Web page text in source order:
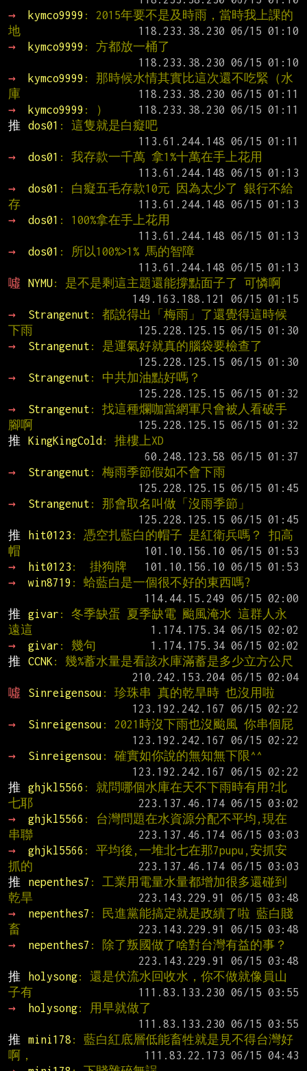
→
kymco9999 : 2015年要不是及時雨，當時我上課的
地
→
kymco9999 : 方都放一桶了
→
kymco9999 : 那時候水情其實比這次還不吃緊（水
庫
→
kymco9999 : ）
推
dos01 : 這隻就是白癡吧
→
dos01 : 我存款一千萬 拿1%十萬在手上花用
→
dos01 : 白癡五毛存款10元 因為太少了 銀行不給
存
→
dos01 : 100%拿在手上花用
→
dos01 : 所以100%>1% 馬的智障
噓
NYMU: 是不是剩這主題還能撐點面子了 可憐啊
→
Strangenut : 都說得出「梅雨」了還覺得這時候
下雨
→
Strangenut : 是運氣好就真的腦袋要檢查了
→
Strangenut : 中共加油點好嗎？
→
Strangenut : 找這種爛咖當網軍只會被人看破手
腳啊
推
KingKingCold : 推樓上XD
→
Strangenut : 梅雨季節假如不會下雨
→
Strangenut : 那會取名叫做「沒雨季節」
推
hit0123 : 憑空扎藍白的帽子 是紅衛兵嗎？ 扣高
帽
→
hit0123 :  掛狗牌
→
win8719 : 蛤藍白是一個很不好的東西嗎?
推
givar : 冬季缺蛋 夏季缺電 颱風淹水 這群人永
遠這
→
givar : 幾句
推
CCNK : 幾%蓄水量是看該水庫滿蓄是多少立方公尺
噓
Sinreigensou : 珍珠串 真的乾旱時 也沒用啦
→
Sinreigensou : 2021時沒下雨也沒颱風 你串個屁
→
Sinreigensou : 確實如你說的無知無下限^^
推
ghjkl5566 : 就問哪個水庫在天不下雨時有用?北
七耶
→
ghjkl5566 : 台灣問題在水資源分配不平均,現在
串聯
→
ghjkl5566 : 平均後,一堆北七在那7pupu,安抓安
抓的
推
nepenthes7 : 工業用電量水量都增加很多還碰到
乾旱
→
nepenthes7 : 民進黨能搞定就是政績了啦 藍白賤
畜
→
nepenthes7 : 除了叛國做了啥對台灣有益的事？
推
holysong: 還是伏流水回收水，你不做就像員山
子有
→
holysong: 用早就做了
推
mini178 : 藍白紅底層低能畜牲就是見不得台灣好
啊，